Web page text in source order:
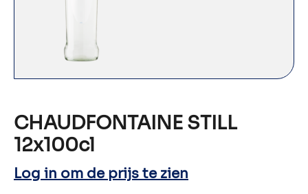
CHAUDFONTAINE STILL
12x100cl
Log in om de prijs te zien